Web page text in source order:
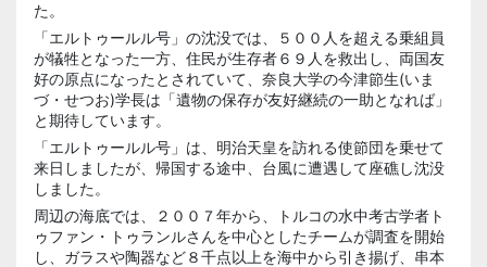
た。
「エルトゥールル号」の沈没では、５００人を超える乗組員
が犠牲となった一方、住民が生存者６９人を救出し、両国友
好の原点になったとされていて、奈良大学の今津節生(いま
づ・せつお)学長は「遺物の保存が友好継続の一助となれば」
と期待しています。
「エルトゥールル号」は、明治天皇を訪れる使節団を乗せて
来日しましたが、帰国する途中、台風に遭遇して座礁し沈没
しました。
周辺の海底では、２００７年から、トルコの水中考古学者ト
ゥファン・トゥランルさんを中心としたチームが調査を開始
し、ガラスや陶器など８千点以上を海中から引き揚げ、串本